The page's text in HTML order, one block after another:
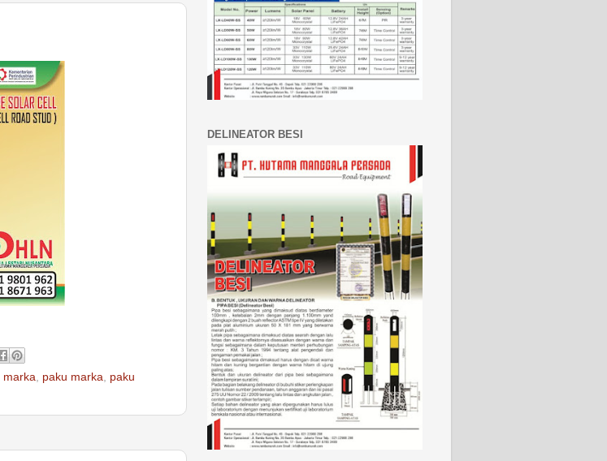
marka, paku marka, paku
DELINEATOR BESI